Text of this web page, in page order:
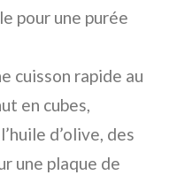
pour une purée
cuisson rapide au
en cubes,
d’olive, des
une plaque de